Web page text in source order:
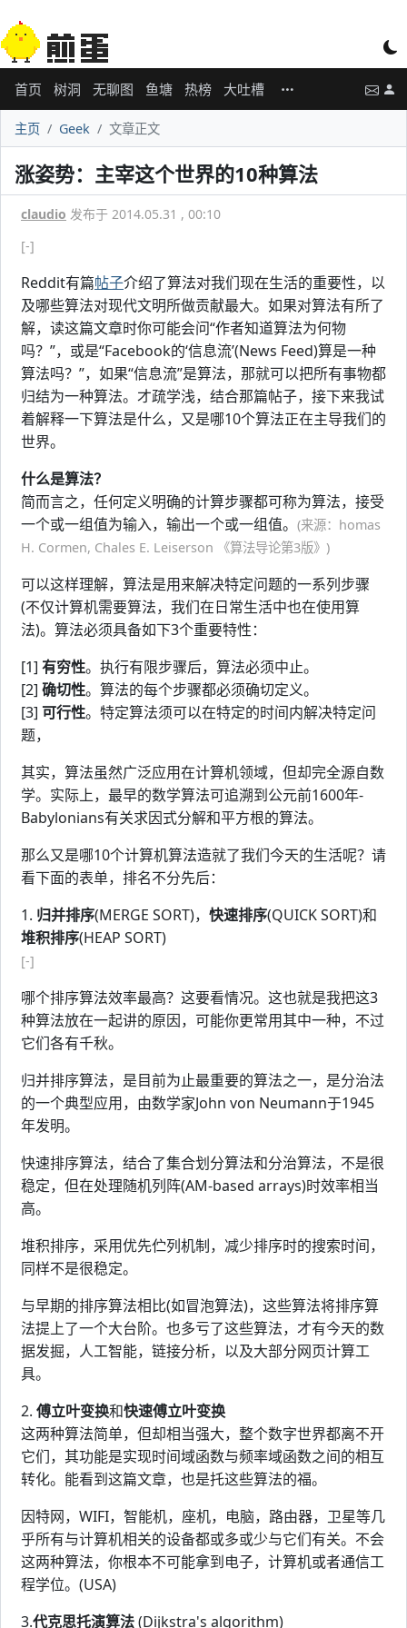
首页 树洞 无聊图 鱼塘 热榜 大吐槽
主页 Geek 文章正文
涨姿势：主宰这个世界的10种算法
claudio 发布于 2014.05.31 , 00:10
[-]
Reddit有篇帖子介绍了算法对我们现在生活的重要性，以
及哪些算法对现代文明所做贡献最大。如果对算法有所了
解，读这篇文章时你可能会问“作者知道算法为何物
吗？”，或是“Facebook的‘信息流’(News Feed)算是一种
算法吗？”，如果“信息流”是算法，那就可以把所有事物都
归结为一种算法。才疏学浅，结合那篇帖子，接下来我试
着解释一下算法是什么，又是哪10个算法正在主导我们的
世界。
什么是算法？
简而言之，任何定义明确的计算步骤都可称为算法，接受
一个或一组值为输入，输出一个或一组值。 (来源：homas
H. Cormen, Chales E. Leiserson 《算法导论第3版》)
可以这样理解，算法是用来解决特定问题的一系列步骤
(不仅计算机需要算法，我们在日常生活中也在使用算
法)。算法必须具备如下3个重要特性：
[1] 有穷性。执行有限步骤后，算法必须中止。
[2] 确切性。算法的每个步骤都必须确切定义。
[3] 可行性。特定算法须可以在特定的时间内解决特定问
题，
其实，算法虽然广泛应用在计算机领域，但却完全源自数
学。实际上，最早的数学算法可追溯到公元前1600年-
Babylonians有关求因式分解和平方根的算法。
那么又是哪10个计算机算法造就了我们今天的生活呢？请
看下面的表单，排名不分先后：
1. 归并排序(MERGE SORT)， 快速排序(QUICK SORT)和
堆积排序(HEAP SORT)
[-]
哪个排序算法效率最高？这要看情况。这也就是我把这3
种算法放在一起讲的原因，可能你更常用其中一种，不过
它们各有千秋。
归并排序算法，是目前为止最重要的算法之一，是分治法
的一个典型应用，由数学家John von Neumann于1945
年发明。
快速排序算法，结合了集合划分算法和分治算法，不是很
稳定，但在处理随机列阵(AM-based arrays)时效率相当
高。
堆积排序，采用优先伫列机制，减少排序时的搜索时间，
同样不是很稳定。
与早期的排序算法相比(如冒泡算法)，这些算法将排序算
法提上了一个大台阶。也多亏了这些算法，才有今天的数
据发掘，人工智能，链接分析，以及大部分网页计算工
具。
2. 傅立叶变换和快速傅立叶变换
这两种算法简单，但却相当强大，整个数字世界都离不开
它们，其功能是实现时间域函数与频率域函数之间的相互
转化。能看到这篇文章，也是托这些算法的福。
因特网，WIFI，智能机，座机，电脑，路由器，卫星等几
乎所有与计算机相关的设备都或多或少与它们有关。不会
这两种算法，你根本不可能拿到电子，计算机或者通信工
程学位。(USA)
3.代克思托演算法(Dijkstra's algorithm)